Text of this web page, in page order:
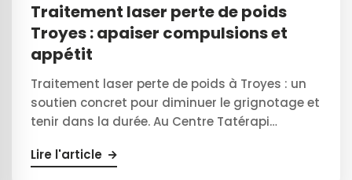
Traitement laser perte de poids
Troyes : apaiser compulsions et
appétit
Traitement laser perte de poids à Troyes : un
soutien concret pour diminuer le grignotage et
tenir dans la durée. Au Centre Tatérapi…
Lire l'article